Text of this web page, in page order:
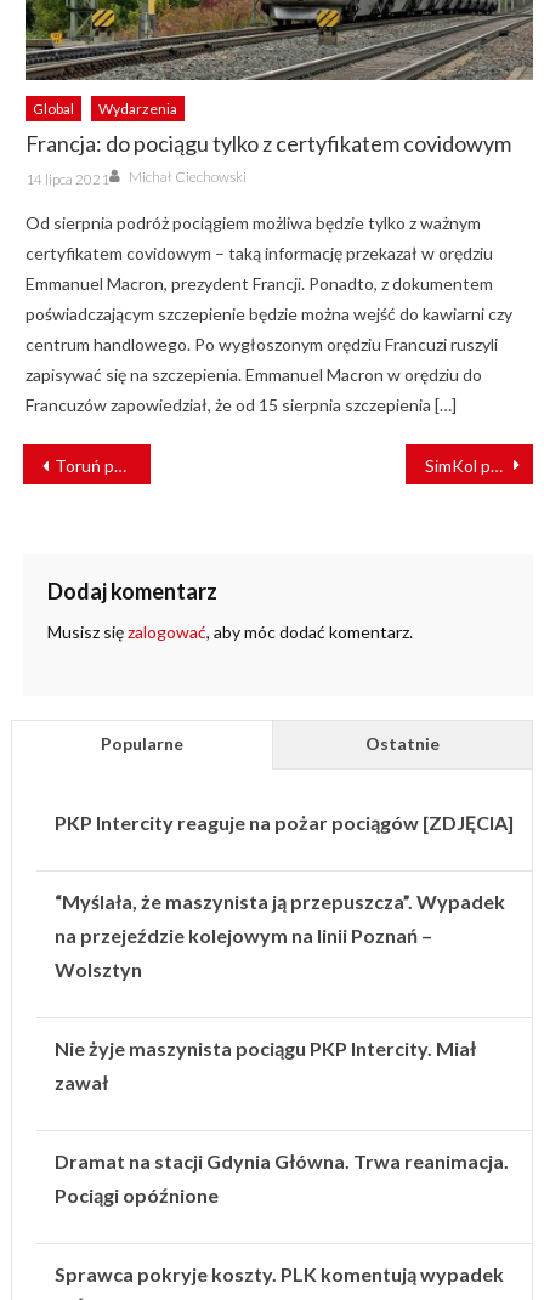
Global Wydarzenia
Francja: do pociągu tylko z certyfikatem covidowym
Posted
on
14 lipca 2021 Author
Michał Ciechowski
Od sierpnia podróż pociągiem możliwa będzie tylko z ważnym
certyfikatem covidowym – taką informację przekazał w orędziu
Emmanuel Macron, prezydent Francji. Ponadto, z dokumentem
poświadczającym szczepienie będzie można wejść do kawiarni czy
centrum handlowego. Po wygłoszonym orędziu Francuzi ruszyli
zapisywać się na szczepienia. Emmanuel Macron w orędziu do
Francuzów zapowiedział, że od 15 sierpnia szczepienia […]
NAWIGACJA
WPISU
Toruń podnosi ceny biletów MZK SimKol projektuje symulator dla Bombardier Transportation (ZWUS) Polska
Dodaj komentarz
Musisz sięzalogować, aby móc dodać komentarz.
Popularne Ostatnie
PKP Intercity reaguje na pożar pociągów [ZDJĘCIA]
“Myślała, że maszynista ją przepuszcza”. Wypadek
na przejeździe kolejowym na linii Poznań –
Wolsztyn
Nie żyje maszynista pociągu PKP Intercity. Miał
zawał
Dramat na stacji Gdynia Główna. Trwa reanimacja.
Pociągi opóźnione
Sprawca pokryje koszty. PLK komentują wypadek